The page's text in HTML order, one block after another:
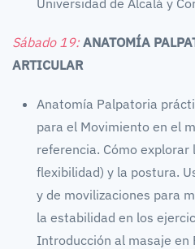
Sábado 19: ANATOMÍA
ARTICULAR
Anatomía Palpatoria
para el Movimiento en el
referencia. Cómo explorar
flexibilidad) y la postura.
y de movilizaciones para
la estabilidad en los
Introducción al masaje en